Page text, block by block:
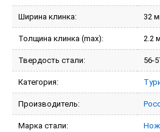
Ширина клинка: 32
Толщина клинка (max): 2.2
Твердость стали: 56-
Категория:
Производитель:
Марка стали: